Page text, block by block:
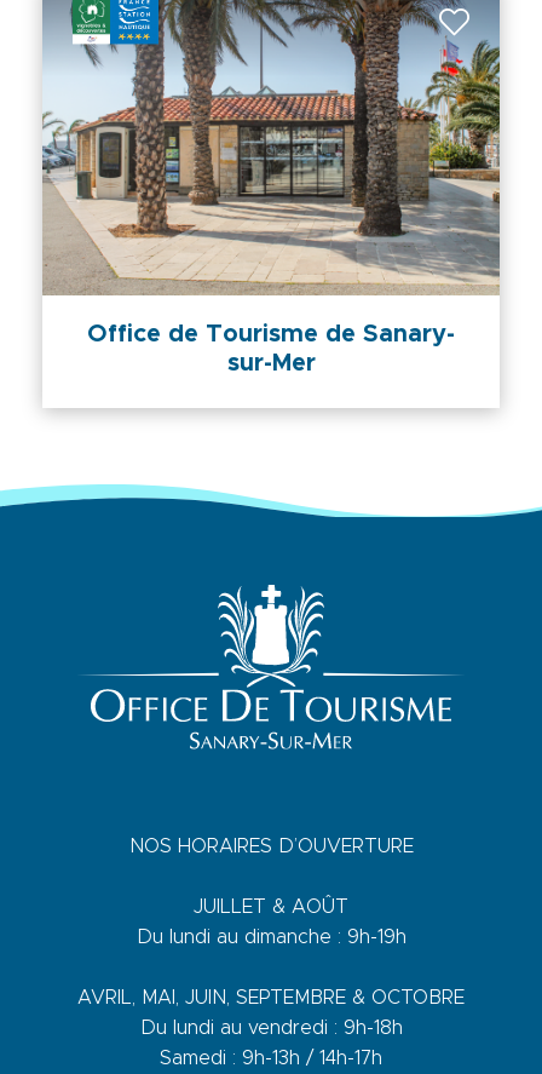
Office de Tourisme de Sanary-
sur-Mer
NOS HORAIRES D’OUVERTURE
JUILLET & AOÛT
Du lundi au dimanche : 9h-19h
AVRIL, MAI, JUIN, SEPTEMBRE & OCTOBRE
Du lundi au vendredi : 9h-18h
Samedi : 9h-13h / 14h-17h